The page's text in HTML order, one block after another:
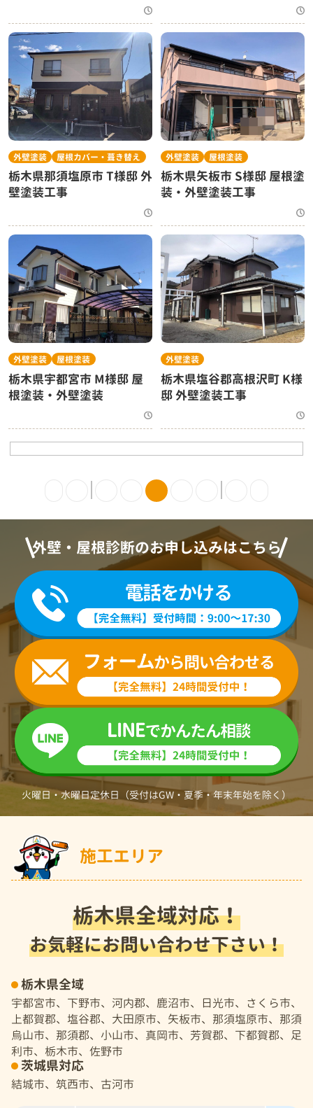
外壁塗装 屋根カバー・葺き替え
栃木県那須塩原市 T様邸 外
壁塗装工事
外壁塗装 屋根塗装
栃木県矢板市 S様邸 屋根塗
装・外壁塗装工事
外壁塗装 屋根塗装
栃木県宇都宮市 M様邸 屋
根塗装・外壁塗装
外壁塗装
栃木県塩谷郡高根沢町 K様
邸 外壁塗装工事
外壁・屋根診断のお申し込みはこちら
火曜日・水曜日定休日（受付はGW・夏季・年末年始を除く）
施工エリア
栃木県全域対応！
お気軽にお問い合わせ下さい！
栃木県全域
宇都宮市、下野市、河内郡、鹿沼市、日光市、さくら市、
上都賀郡、塩谷郡、大田原市、矢板市、那須塩原市、那須
烏山市、那須郡、小山市、真岡市、芳賀郡、下都賀郡、足
利市、栃木市、佐野市
茨城県対応
結城市、筑西市、古河市